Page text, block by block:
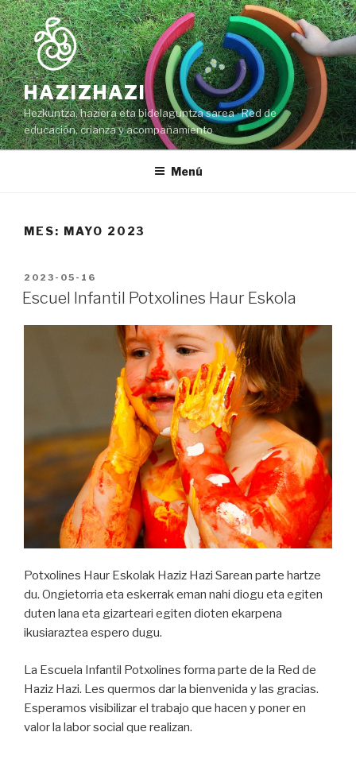
Ir
al
contenido
HAZIZHAZI
Hezkuntza, haziera eta bidelaguntza sarea · Red de
educación, crianza y acompañamiento
Menú
MES: MAYO 2023
PUBLICADO
EN
2023-05-16
Escuel Infantil Potxolines Haur Eskola
Potxolines Haur Eskolak Haziz Hazi Sarean parte hartze
du. Ongietorria eta eskerrak eman nahi diogu eta egiten
duten lana eta gizarteari egiten dioten ekarpena
ikusiaraztea espero dugu.
La Escuela Infantil Potxolines forma parte de la Red de
Haziz Hazi. Les quermos dar la bienvenida y las gracias.
Esperamos visibilizar el trabajo que hacen y poner en
valor la labor social que realizan.